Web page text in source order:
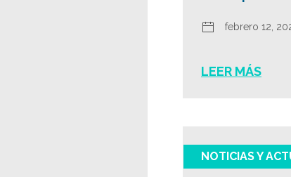
febrero 12,
LEER MÁS
NOTICIAS Y